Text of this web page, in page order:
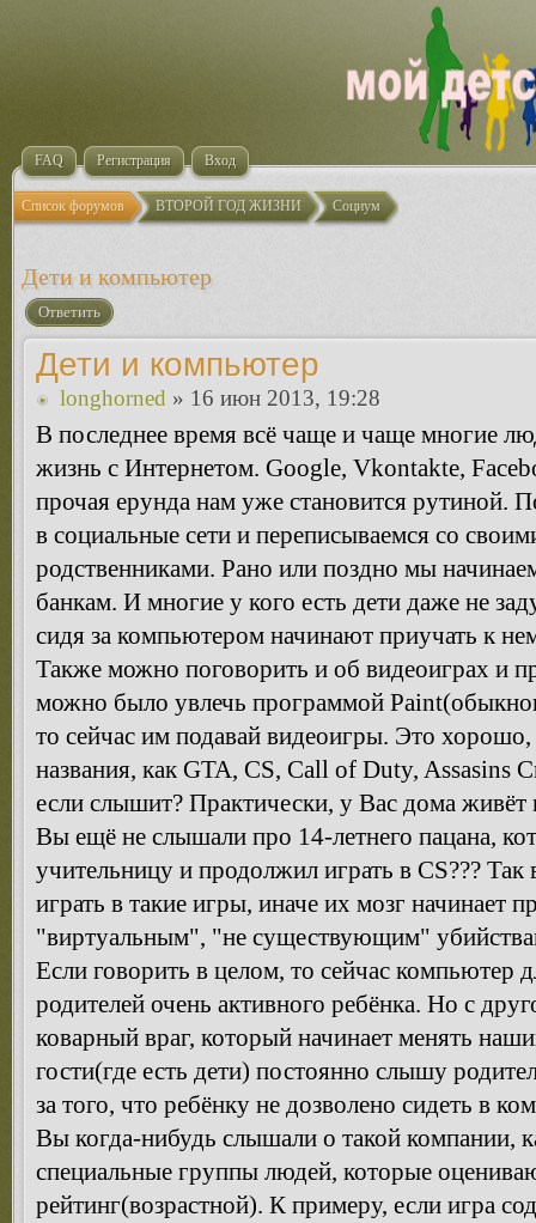
FAQ Регистрация Вход
Список форумов ВТОРОЙ ГОД ЖИЗНИ Социум
Дети и компьютер
Ответить
Дети и компьютер
longhorned » 16 июн 2013, 19:28
В последнее время всё чаще и чаще многие
жизнь с Интернетом. Google, Vkontakte,
прочая ерунда нам уже становится рутиной.
в социальные сети и переписываемся со
родственниками. Рано или поздно мы
банкам. И многие у кого есть дети даже не
сидя за компьютером начинают приучать к
Также можно поговорить и об видеоиграх и
можно было увлечь программой
то сейчас им подавай видеоигры. Это
названия, как GTA, CS, Call of Duty, Assasins
если слышит? Практически, у Вас дома
Вы ещё не слышали про 14-летнего пацана,
учительницу и продолжил играть в CS??? Так
играть в такие игры, иначе их мозг начинает
"виртуальным", "не существующим"
Если говорить в целом, то сейчас компьютер
родителей очень активного ребёнка. Но с
коварный враг, который начинает менять
гости(где есть дети) постоянно слышу
за того, что ребёнку не дозволено сидеть в
Вы когда-нибудь слышали о такой компании,
специальные группы людей, которые
рейтинг(возрастной). К примеру, если игра